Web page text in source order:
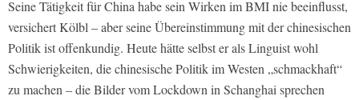
Seine Tätigkeit für China habe sein Wirken im BMI nie beeinflusst,
versichert Kölbl – aber seine Übereinstimmung mit der chinesischen
Politik ist offenkundig. Heute hätte selbst er als Linguist wohl
Schwierigkeiten, die chinesische Politik im Westen „schmackhaft“
zu machen – die Bilder vom Lockdown in Schanghai sprechen